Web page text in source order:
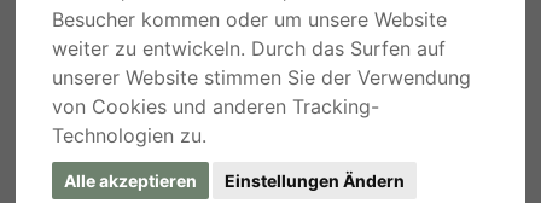
Besucher kommen oder um unsere Website
weiter zu entwickeln. Durch das Surfen auf
unserer Website stimmen Sie der Verwendung
von Cookies und anderen Tracking-
Technologien zu.
Alle akzeptieren Einstellungen Ändern